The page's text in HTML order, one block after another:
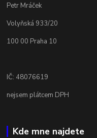
Petr Mráček
Volyňská 933/20
100 00 Praha 10
IČ: 48076619
nejsem plátcem DPH
Kde mne najdete